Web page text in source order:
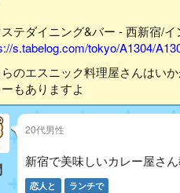
テダイニング&バー - 西新宿/
s.tabelog.com/tokyo/A1304/
のエスニック料理屋さんはい
もありますよ
20代男性
新宿で美味しいカレー屋さ
恋人と ランチで